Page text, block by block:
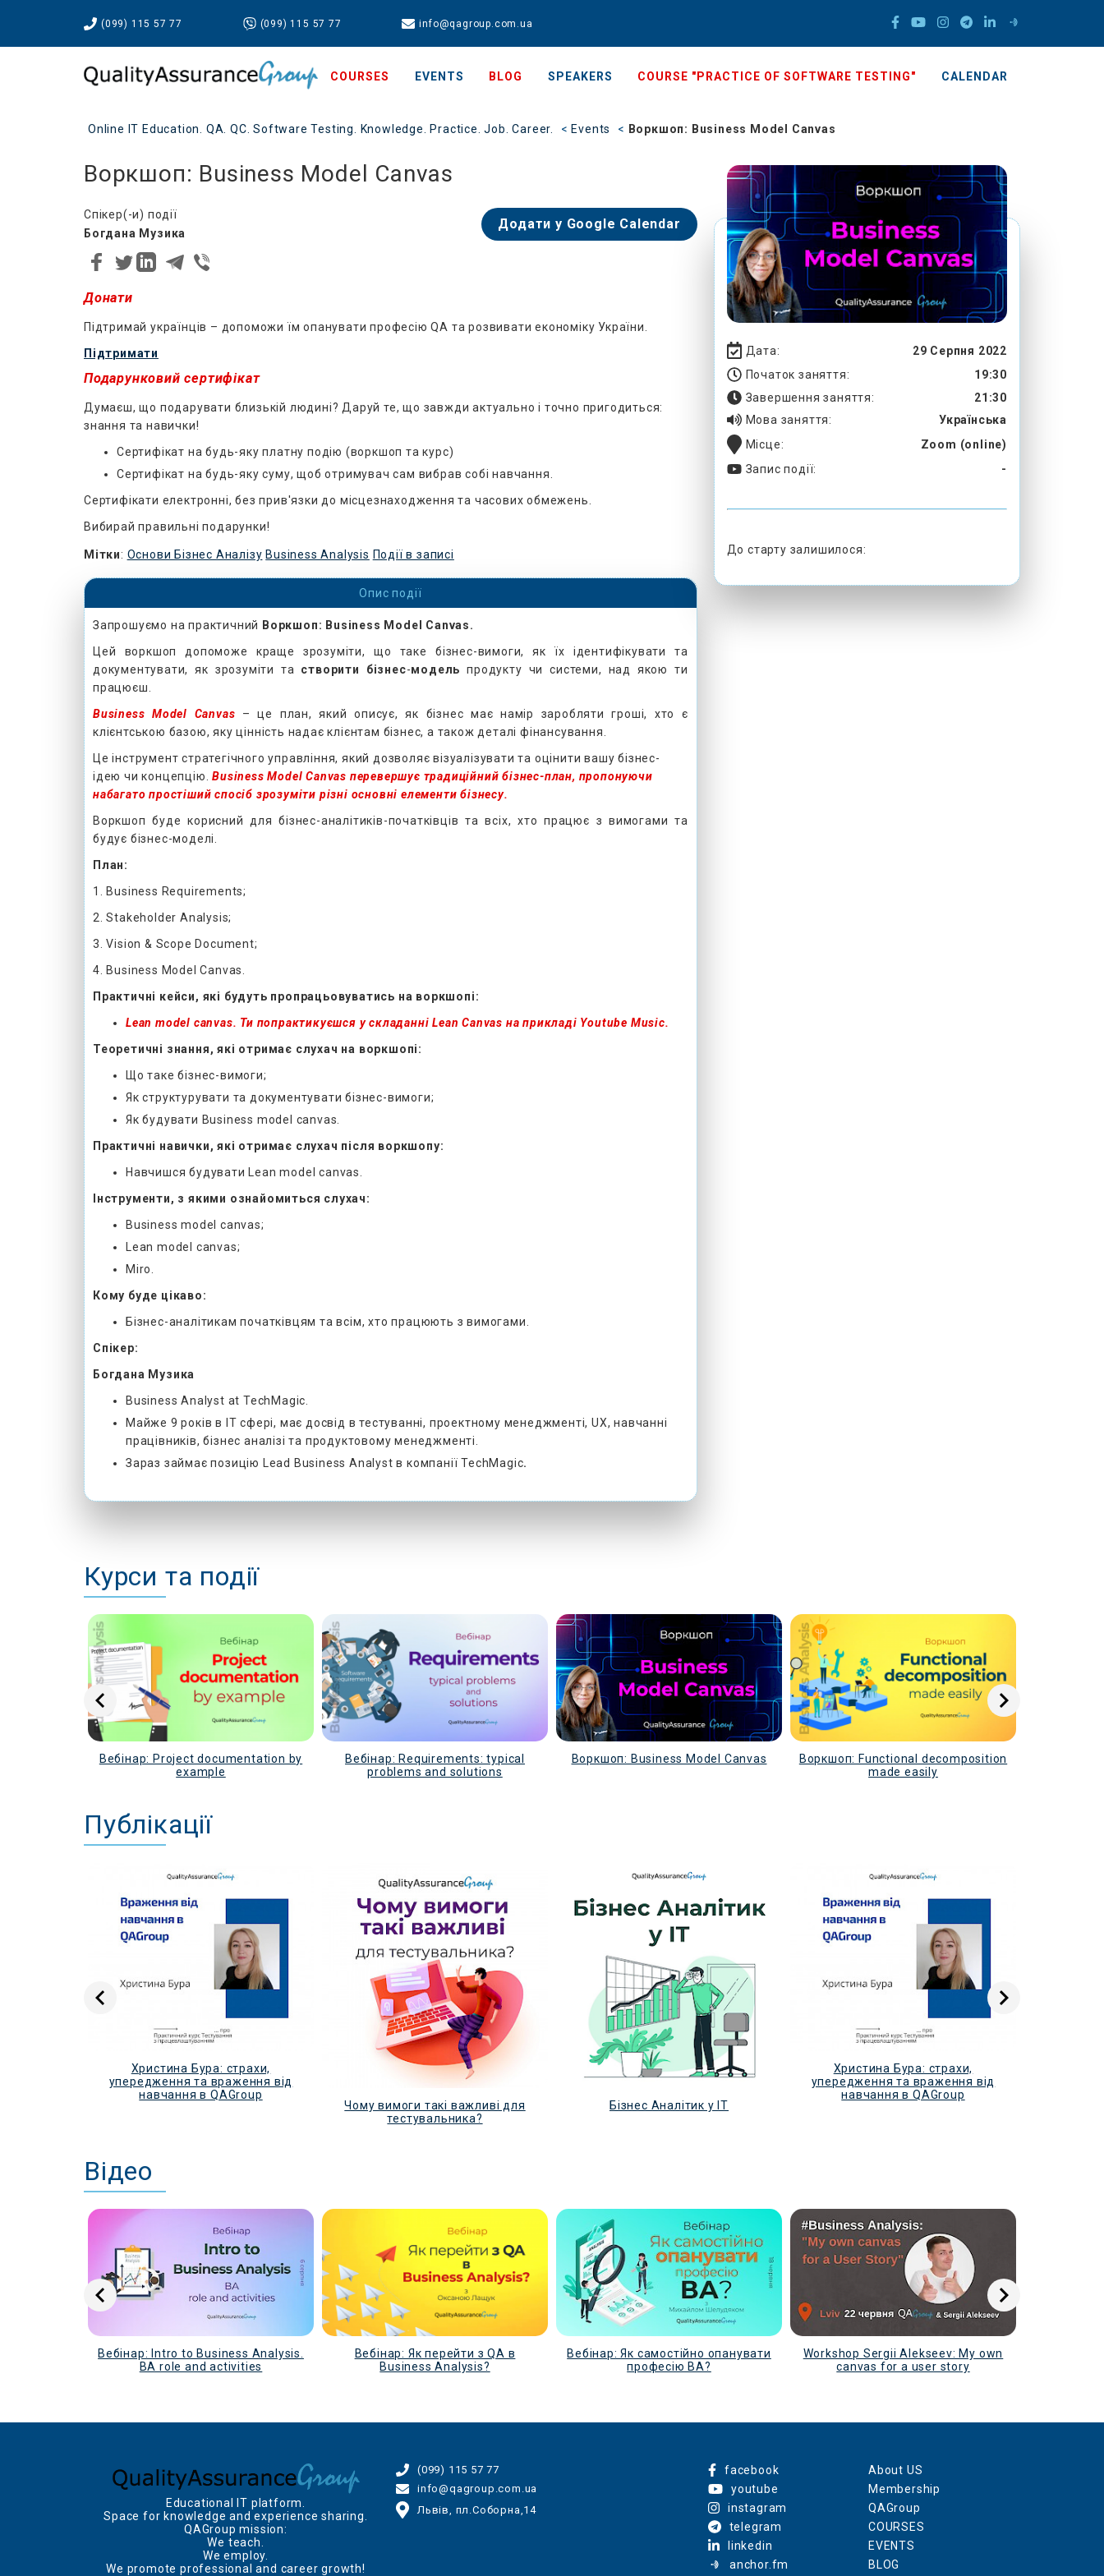
(099) 115 57 77 (099) 115 57 77 info@qagroup.com.ua
COURSES EVENTS BLOG SPEAKERS COURSE "PRACTICE OF SOFTWARE TESTING" CALENDAR
Online IT Education. QA. QC. Software Testing. Knowledge. Practice. Job. Career. Events Воркшоп: Business Model Canvas
Воркшоп: Business Model Canvas
Спікер(-и) події
Богдана Музика
Додати у Google Calendar
Донати
Підтримай українців – допоможи їм опанувати професію QA та розвивати економіку України.
Підтримати
Подарунковий сертифікат
Думаєш, що подарувати близькій людині? Даруй те, що завжди актуально і точно пригодиться:
знання та навички!
Сертифікат на будь-яку платну подію (воркшоп та курс)
Сертифікат на будь-яку суму, щоб отримувач сам вибрав собі навчання.
Сертифікати електронні, без прив'язки до місцезнаходження та часових обмежень.
Вибирай правильні подарунки!
Мітки: Основи Бізнес Аналізу Business Analysis Події в записі
Опис події
Запрошуємо на практичний Воркшоп: Business Model Canvas.
Цей воркшоп допоможе краще зрозуміти, що таке бізнес-вимоги, як їх ідентифікувати та
документувати, як зрозуміти та створити бізнес-модель продукту чи системи, над якою ти
працюєш.
Business Model Canvas – це план, який описує, як бізнес має намір заробляти гроші, хто є
клієнтською базою, яку цінність надає клієнтам бізнес, а також деталі фінансування.
Це інструмент стратегічного управління, який дозволяє візуалізувати та оцінити вашу бізнес-
ідею чи концепцію.Business Model Canvas перевершує традиційний бізнес-план, пропонуючи
набагато простіший спосіб зрозуміти різні основні елементи бізнесу.
Воркшоп буде корисний для бізнес-аналітиків-початківців та всіх, хто працює з вимогами та
будує бізнес-моделі.
План:
1. Business Requirements;
2. Stakeholder Analysis;
3. Vision & Scope Document;
4. Business Model Canvas.
Практичні кейси, які будуть пропрацьовуватись на воркшопі:
Lean model canvas. Ти попрактикуєшся у складанні Lean Canvas на прикладі Youtube Music.
Теоретичні знання, які отримає слухач на воркшопі:
Що таке бізнес-вимоги;
Як структурувати та документувати бізнес-вимоги;
Як будувати Business model canvas.
Практичні навички, які отримає слухач після воркшопу:
Навчишся будувати Lean model canvas.
Інструменти, з якими ознайомиться слухач:
Business model canvas;
Lean model canvas;
Miro.
Кому буде цікаво:
Бізнес-аналітикам початківцям та всім, хто працюють з вимогами.
Спікер:
Богдана Музика
Business Analyst at TechMagic.
Майже 9 років в ІТ сфері, має досвід в тестуванні, проектному менеджменті, UX, навчанні
працівників, бізнес аналізі та продуктовому менеджменті.
Зараз займає позицію Lead Business Analyst в компанії TechMagic.
Дата:
29 Серпня 2022
Початок заняття:
19:30
Завершення заняття:
21:30
Мова заняття:
Українська
Місце:
Zoom (online)
Запис події:
-
До старту залишилося:
Курси та події
Вебінар: Project documentation by
example
Вебінар: Requirements: typical
problems and solutions
Воркшоп: Business Model Canvas
Воркшоп: Functional decomposition
made easily
Публікації
Христина Бура: страхи,
упередження та враження від
навчання в QAGroup
Чому вимоги такі важливі для
тестувальника?
Бізнес Аналітик у IT
Христина Бура: страхи,
упередження та враження від
навчання в QAGroup
Відео
Вебінар: Intro to Business Analysis.
BA role and activities
Вебінар: Як перейти з QA в
Business Analysis?
Вебінар: Як самостійно опанувати
професію ВА?
Workshop Sergii Alekseev: My own
canvas for a user story
Educational IT platform.
Space for knowledge and experience sharing.
QAGroup mission:
We teach.
We employ.
We promote professional and career growth!
(099) 115 57 77
info@qagroup.com.ua
Львів, пл.Соборна,14
facebook
youtube
instagram
telegram
linkedin
anchor.fm
About US
Membership
QAGroup
COURSES
EVENTS
BLOG